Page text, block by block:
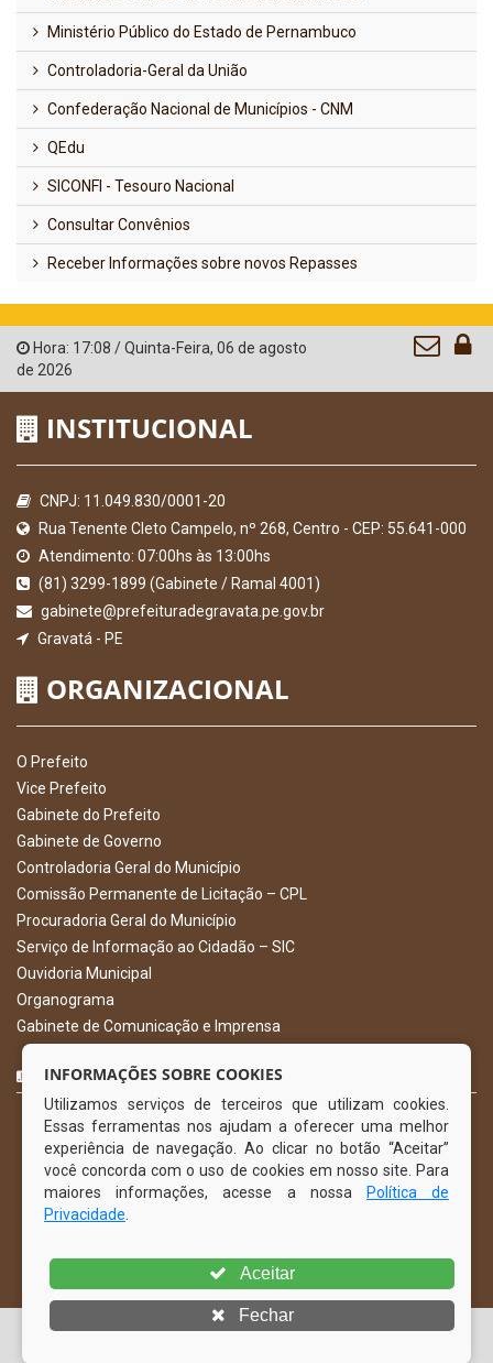
Ministério Público do Estado de Pernambuco
Controladoria-Geral da União
Confederação Nacional de Municípios - CNM
QEdu
SICONFI - Tesouro Nacional
Consultar Convênios
Receber Informações sobre novos Repasses
Hora: 17:08 /Quinta-Feira, 06 de agosto
de 2026
INSTITUCIONAL
CNPJ: 11.049.830/0001-20
Rua Tenente Cleto Campelo, nº 268, Centro - CEP: 55.641-000
Atendimento: 07:00hs às 13:00hs
(81) 3299-1899 (Gabinete / Ramal 4001)
gabinete@prefeituradegravata.pe.gov.br
Gravatá - PE
ORGANIZACIONAL
O Prefeito
Vice Prefeito
Gabinete do Prefeito
Gabinete de Governo
Controladoria Geral do Município
Comissão Permanente de Licitação – CPL
Procuradoria Geral do Município
Serviço de Informação ao Cidadão – SIC
Ouvidoria Municipal
Organograma
Gabinete de Comunicação e Imprensa
CURTA NOSSA FAN PAGE
© Copyright 2026 Prefeitura Municipal de Gravatá | Todos os
INFORMAÇÕES SOBRE COOKIES
Utilizamos serviços de terceiros que utilizam cookies.
Essas ferramentas nos ajudam a oferecer uma melhor
experiência de navegação. Ao clicar no botão “Aceitar”
você concorda com o uso de cookies em nosso site. Para
maiores informações, acesse a nossa
Política de
Privacidade
Aceitar
Fechar